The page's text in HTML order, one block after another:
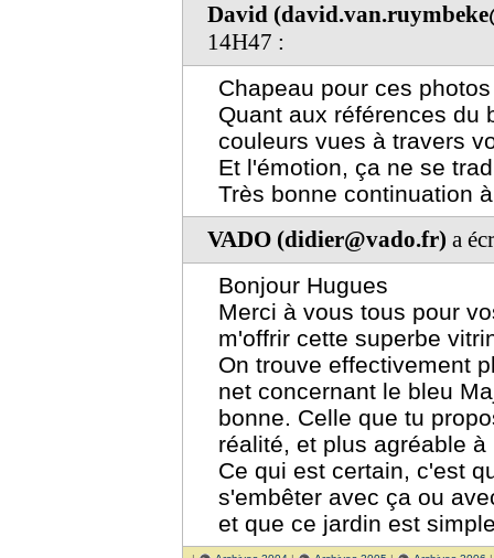
David
14H47 :
Chapeau pour ces
Quant aux références du
couleurs vues à travers
Et l'émotion, ça ne se
Très bonne continuation
VADO (didier@vado.fr) a
Bonjour Hugues
Merci à vous tous pour
m'offrir cette superbe
On trouve effectivement
net concernant le bleu
bonne. Celle que tu
réalité, et plus agréable à
Ce qui est certain, c'est
s'embêter avec ça ou
et que ce jardin est